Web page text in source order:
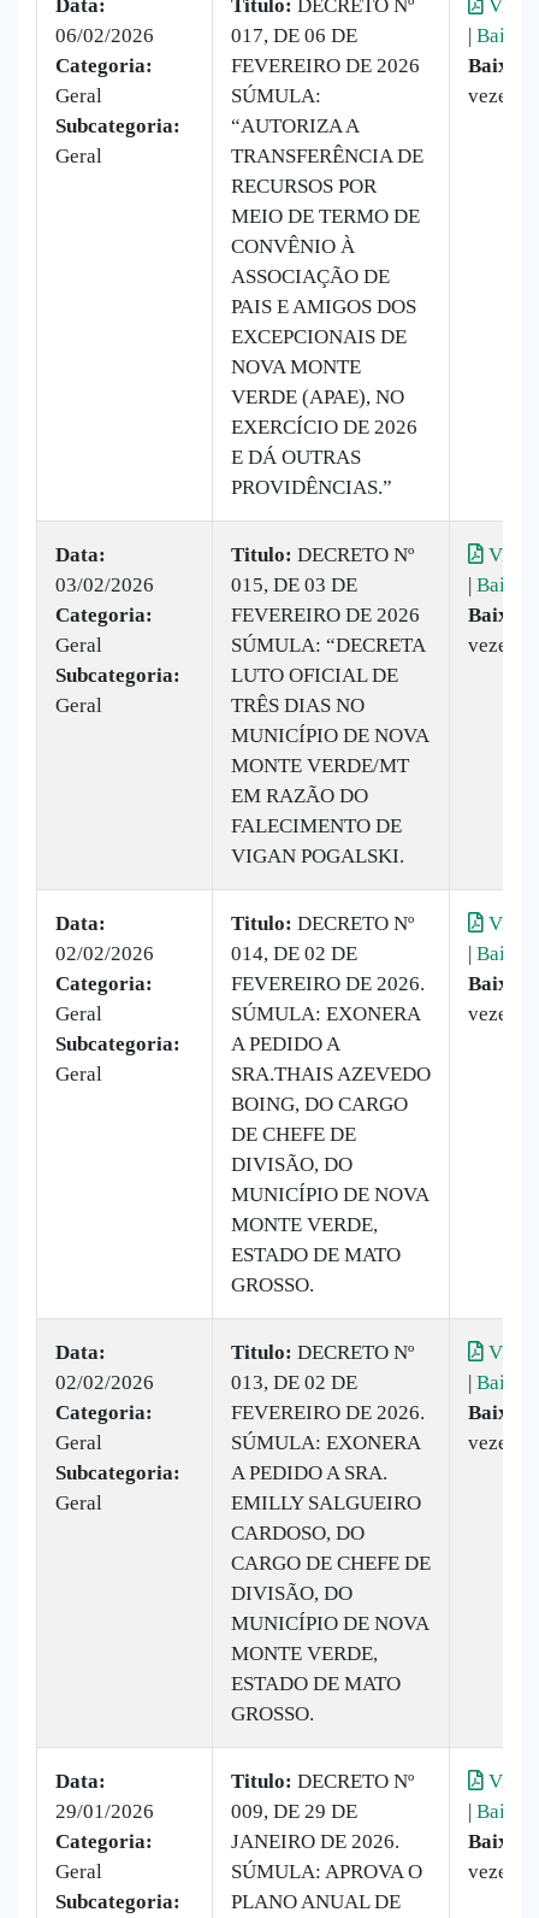
Data:
06/02/2026
Categoria:
Geral
Subcategoria:
Geral
Titulo:
DECRETO Nº
017, DE 06 DE
FEVEREIRO DE 2026
SÚMULA:
“AUTORIZA A
TRANSFERÊNCIA DE
RECURSOS POR
MEIO DE TERMO DE
CONVÊNIO À
ASSOCIAÇÃO DE
PAIS E AMIGOS DOS
EXCEPCIONAIS DE
NOVA MONTE
VERDE (APAE), NO
EXERCÍCIO DE 2026
E DÁ OUTRAS
PROVIDÊNCIAS.”
| Baixar
vezes
Data:
03/02/2026
Categoria:
Geral
Subcategoria:
Geral
Titulo: DECRETO Nº
015, DE 03 DE
FEVEREIRO DE 2026
SÚMULA: “DECRETA
LUTO OFICIAL DE
TRÊS DIAS NO
MUNICÍPIO DE NOVA
MONTE VERDE/MT
EM RAZÃO DO
FALECIMENTO DE
VIGAN POGALSKI.
| Baixar
vezes
Data:
02/02/2026
Categoria:
Geral
Subcategoria:
Geral
Titulo: DECRETO Nº
014, DE 02 DE
FEVEREIRO DE 2026.
SÚMULA: EXONERA
A PEDIDO A
SRA.THAIS AZEVEDO
BOING, DO CARGO
DE CHEFE DE
DIVISÃO, DO
MUNICÍPIO DE NOVA
MONTE VERDE,
ESTADO DE MATO
GROSSO.
| Baixar
vezes
Data:
02/02/2026
Categoria:
Geral
Subcategoria:
Geral
Titulo: DECRETO Nº
013, DE 02 DE
FEVEREIRO DE 2026.
SÚMULA: EXONERA
A PEDIDO A SRA.
EMILLY SALGUEIRO
CARDOSO, DO
CARGO DE CHEFE DE
DIVISÃO, DO
MUNICÍPIO DE NOVA
MONTE VERDE,
ESTADO DE MATO
GROSSO.
| Baixar
vezes
Data:
29/01/2026
Categoria:
Geral
Subcategoria:
Titulo: DECRETO Nº
009, DE 29 DE
JANEIRO DE 2026.
SÚMULA: APROVA O
PLANO ANUAL DE
| Baixar
vezes